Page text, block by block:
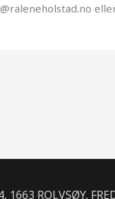
1663 ROLVSØY,